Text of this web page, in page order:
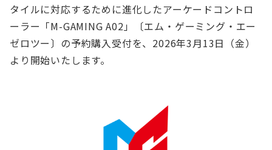
タイルに対応するために進化したアーケードコントロ
ーラー「M-GAMING A02」〔エム・ゲーミング・エー
ゼロツー〕の予約購入受付を、2026年3月13日（金）
より開始いたします。